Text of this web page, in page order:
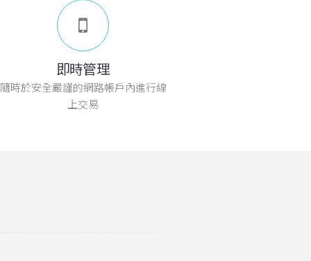
即時管理
隨時於安全嚴謹的網路帳戶內進行線
上交易